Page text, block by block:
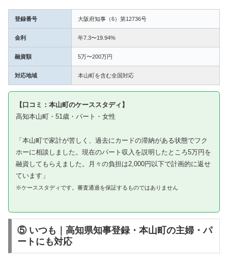
登録番号 大阪府知事（6）第12736号
金利 年7.3〜19.94%
融資額 5万〜200万円
対応地域 本山町を含む全国対応
【口コミ：本山町のケーススタディ】
高知本山町・51歳・パート・女性
「本山町で家計が苦しく、過去にカードの滞納がある状態でフク
ホーに相談しました。現在のパート収入を説明したところ5万円を
融資してもらえました。月々の負担は2,000円以下で計画的に返せ
ています」
※ケーススタディです。審査通過を保証するものではありません
⑤ いつも｜高知県知事登録・本山町の主婦・パ
ートにも対応